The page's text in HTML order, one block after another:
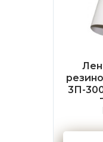
3П-